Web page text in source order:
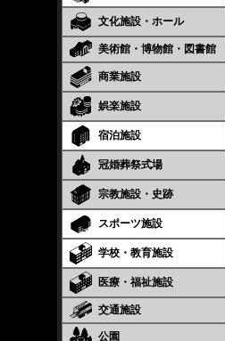
文化施設・ホール
美術館・博物館・図書館
商業施設
娯楽施設
宿泊施設
冠婚葬祭式場
宗教施設・史跡
スポーツ施設
学校・教育施設
医療・福祉施設
交通施設
公園